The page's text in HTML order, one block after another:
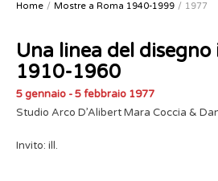
Home Mostre a Roma 1940-1999 1977
Una linea del
1910-1960
5 gennaio - 5 febbraio 1977
Studio Arco D’Alibert Mara Coccia &
Invito: ill.